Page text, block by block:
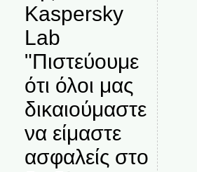
Kaspersky
Lab
"Πιστεύουμε
ότι όλοι μας
δικαιούμαστε
να είμαστε
ασφαλείς στο